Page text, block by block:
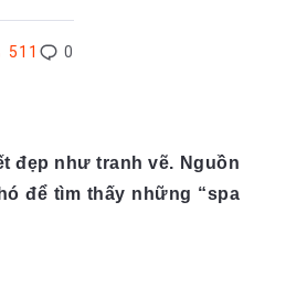
511 0
đẹp như tranh vẽ. Nguồn
để tìm thấy những “spa